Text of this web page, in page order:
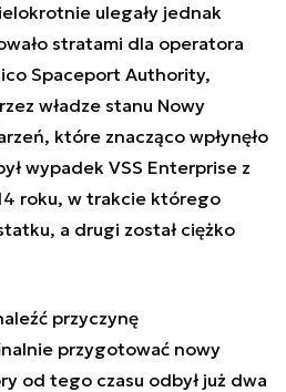
ulegały jednak
stratami dla operatora
Spaceport Authority,
władze stanu Nowy
które znacząco wpłynęło
wypadek VSS Enterprise z
roku, w trakcie którego
a drugi został ciężko
przyczynę
przygotować nowy
od tego czasu odbył już dwa